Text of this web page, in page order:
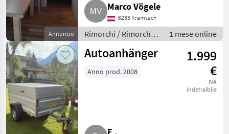
Annuncio
Marco Vögele
6233 Kramsach
Rimorchi / Rimorchi
per auto
1 mese online
Autoanhänger
1.999
€
IVA
indetraibile
Anno prod. 2008